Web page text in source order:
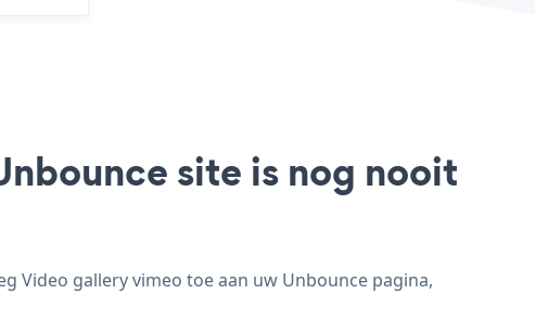
site is nog nooit
Video gallery vimeo toe aan uw Unbounce pagina,